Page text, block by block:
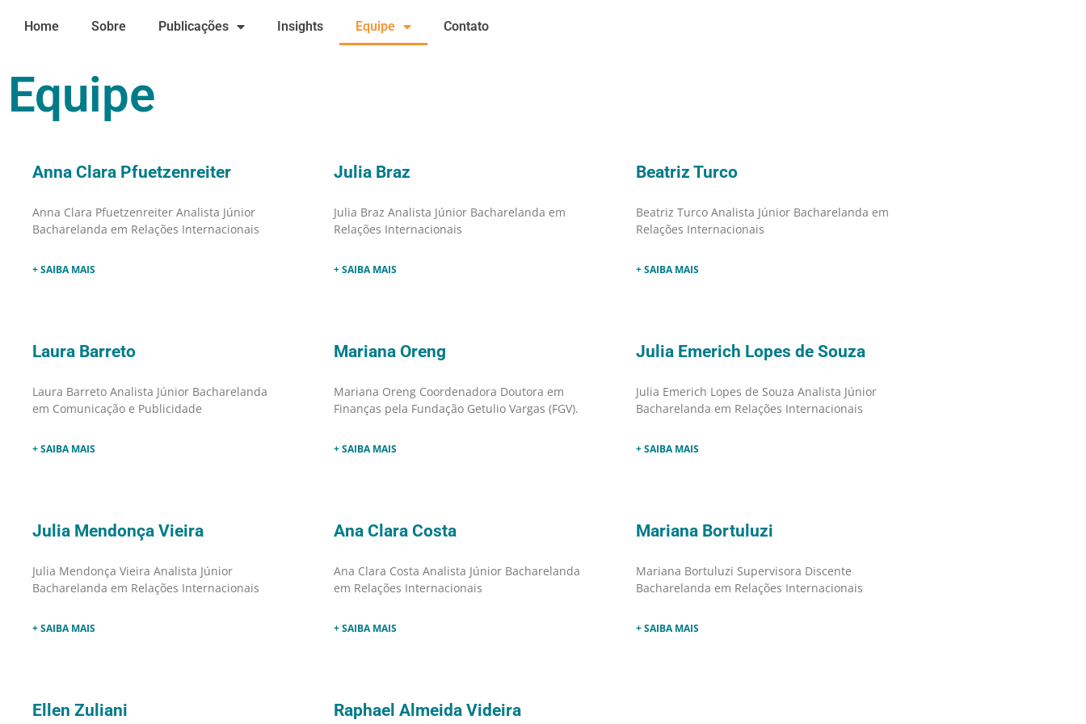
para
conteúdo
Home Sobre Publicações Insights Equipe Contato
Equipe
Anna Clara Pfuetzenreiter
Anna Clara Pfuetzenreiter Analista Júnior
Bacharelanda em Relações Internacionais
+ SAIBA MAIS
Julia Braz
Julia Braz Analista Júnior Bacharelanda em
Relações Internacionais
+ SAIBA MAIS
Beatriz Turco
Beatriz Turco Analista Júnior Bacharelanda em
Relações Internacionais
+ SAIBA MAIS
Laura Barreto
Laura Barreto Analista Júnior Bacharelanda
em Comunicação e Publicidade
+ SAIBA MAIS
Mariana Oreng
Mariana Oreng Coordenadora Doutora em
Finanças pela Fundação Getulio Vargas (FGV).
+ SAIBA MAIS
Julia Emerich Lopes de Souza
Julia Emerich Lopes de Souza Analista Júnior
Bacharelanda em Relações Internacionais
+ SAIBA MAIS
Julia Mendonça Vieira
Julia Mendonça Vieira Analista Júnior
Bacharelanda em Relações Internacionais
+ SAIBA MAIS
Ana Clara Costa
Ana Clara Costa Analista Júnior Bacharelanda
em Relações Internacionais
+ SAIBA MAIS
Mariana Bortuluzi
Mariana Bortuluzi Supervisora Discente
Bacharelanda em Relações Internacionais
+ SAIBA MAIS
Ellen Zuliani Raphael Almeida Videira